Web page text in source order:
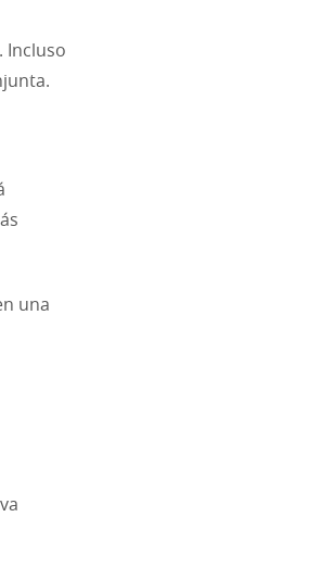
Incluso
una